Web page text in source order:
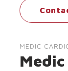
MEDIC